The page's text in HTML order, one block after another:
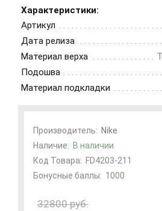
Характеристики:
Артикул
Дата релиза
Материал верха
Подошва
Материал подкладки
Производитель: Nike
Наличие: В наличии
Код Товара: FD4203-211
Бонусные баллы: 1000
32800 руб.